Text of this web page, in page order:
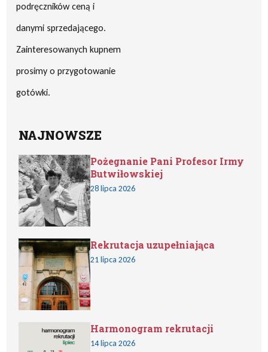
podręczników ceną i
danymi sprzedającego.
Zainteresowanych kupnem
prosimy o przygotowanie
gotówki.
NAJNOWSZE
Pożegnanie Pani Profesor Irmy
Butwiłowskiej
28 lipca 2026
Rekrutacja uzupełniająca
21 lipca 2026
Harmonogram rekrutacji
14 lipca 2026